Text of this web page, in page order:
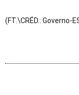
(FT.\CRÉD.: Governo-